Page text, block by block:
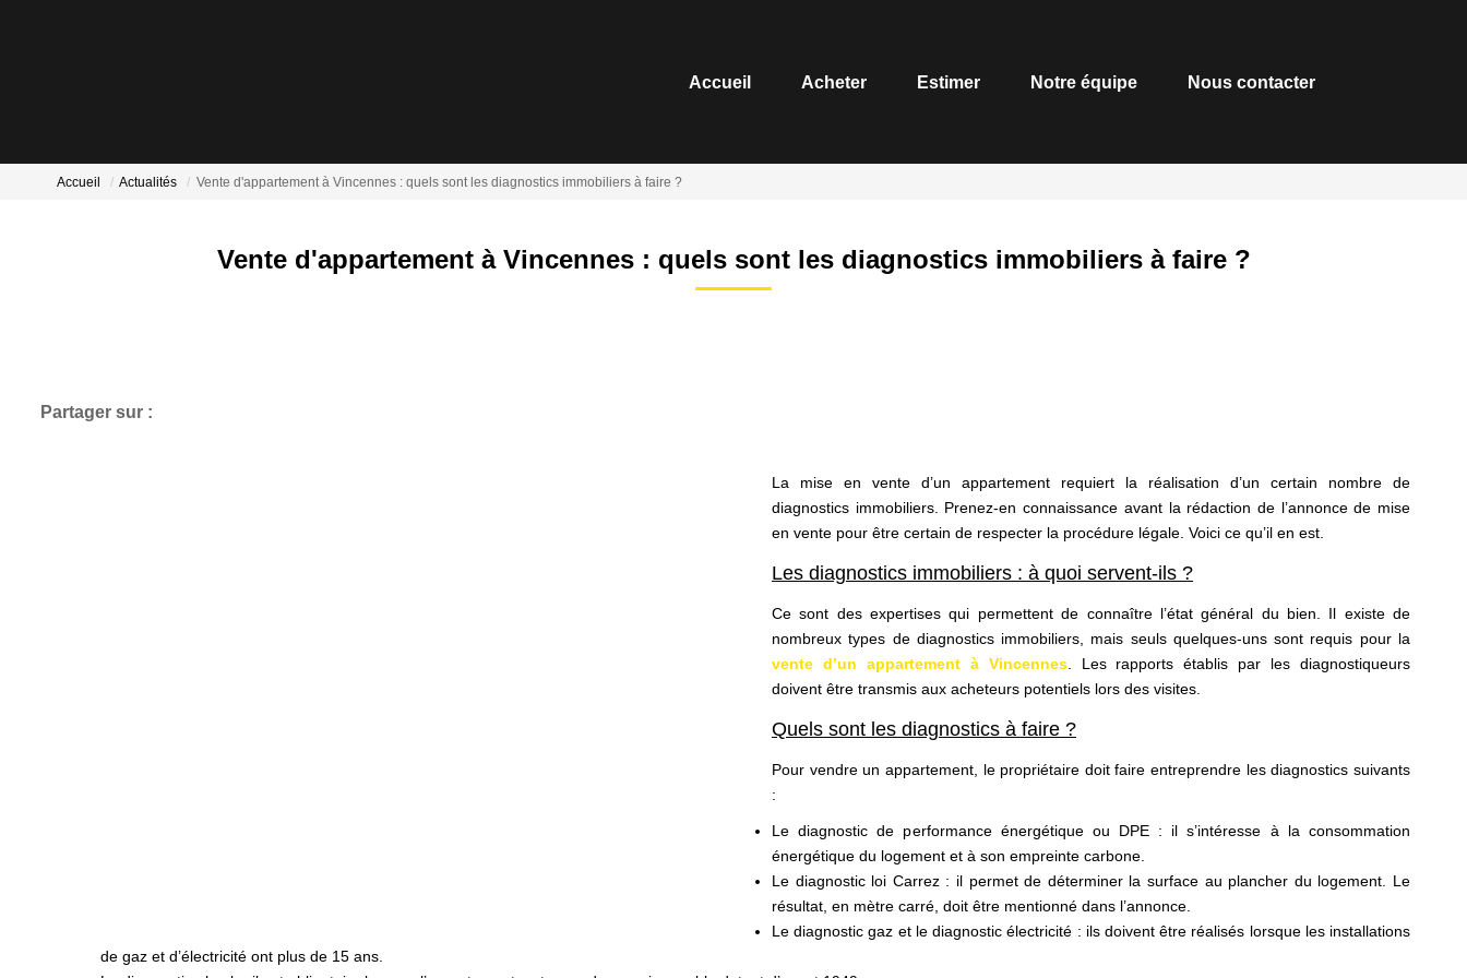
Accueil Acheter Estimer Notre équipe Nous contacter
Accueil Actualités Vente d'appartement à Vincennes : quels sont les diagnostics immobiliers à faire ?
Vente d'appartement à Vincennes : quels sont les diagnostics immobiliers à faire ?
Partager sur :
La mise en vente d’un appartement requiert la réalisation d’un certain nombre de
diagnostics immobiliers. Prenez-en connaissance avant la rédaction de l’annonce de mise
en vente pour être certain de respecter la procédure légale. Voici ce qu’il en est.
Les diagnostics immobiliers : à quoi servent-ils ?
Ce sont des expertises qui permettent de connaître l’état général du bien. Il existe de
nombreux types de diagnostics immobiliers, mais seuls quelques-uns sont requis pour la
vente d’un appartement à Vincennes. Les rapports établis par les diagnostiqueurs
doivent être transmis aux acheteurs potentiels lors des visites.
Quels sont les diagnostics à faire ?
Pour vendre un appartement, le propriétaire doit faire entreprendre les diagnostics suivants
:
Le diagnostic de performance énergétique ou DPE : il s’intéresse à la consommation
énergétique du logement et à son empreinte carbone.
Le diagnostic loi Carrez : il permet de déterminer la surface au plancher du logement. Le
résultat, en mètre carré, doit être mentionné dans l’annonce.
Le diagnostic gaz et le diagnostic électricité : ils doivent être réalisés lorsque les installations
de gaz et d’électricité ont plus de 15 ans.